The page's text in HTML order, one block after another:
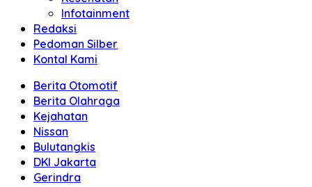
Infotainment
Redaksi
Pedoman Silber
Kontal Kami
Berita Otomotif
Berita Olahraga
Kejahatan
Nissan
Bulutangkis
DKI Jakarta
Gerindra